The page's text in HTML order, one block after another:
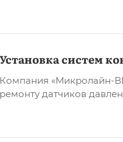
Установка систем
Компания «Микролайн-
ремонту датчиков